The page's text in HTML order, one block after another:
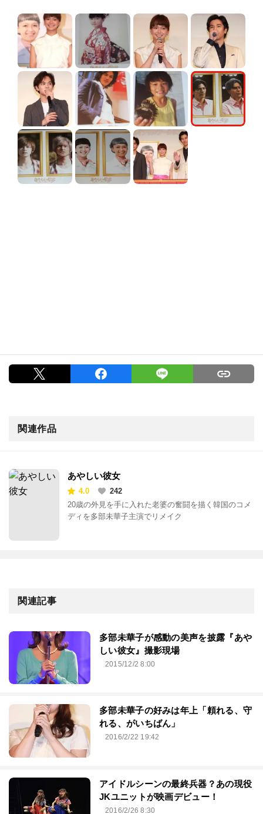
関連作品
あやしい彼女
4.0
242
20歳の外見を手に入れた老婆の奮闘を描く韓国のコメ
ディを多部未華子主演でリメイク
関連記事
多部未華子が感動の美声を披露『あや
しい彼女』撮影現場
2015/12/2 8:00
多部未華子の好みは年上「頼れる、守
れる、がいちばん」
2016/2/22 19:42
アイドルシーンの最終兵器？あの現役
JKユニットが映画デビュー！
2016/2/26 8:30